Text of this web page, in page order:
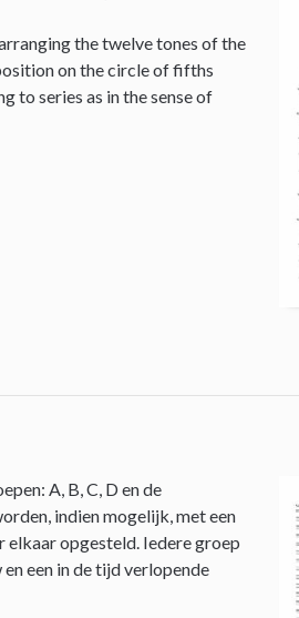
the twelve tones of the
on the circle of fifths
to series as in the sense of
A, B, C, D en de
indien mogelijk, met een
opgesteld. Iedere groep
een in de tijd verlopende